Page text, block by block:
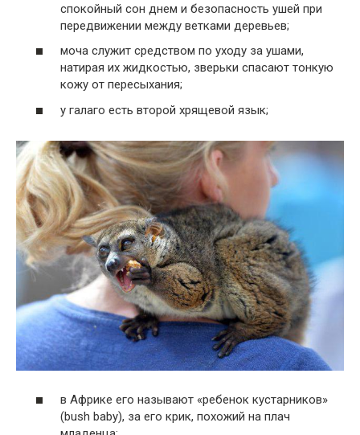
спокойный сон днем и безопасность ушей при
передвижении между ветками деревьев;
моча служит средством по уходу за ушами,
натирая их жидкостью, зверьки спасают тонкую
кожу от пересыхания;
у галаго есть второй хрящевой язык;
в Африке его называют «ребенок кустарников»
(bush baby), за его крик, похожий на плач